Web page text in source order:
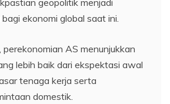
ekonomi global saat ini.
perekonomian AS menunjukkan
lebih baik dari ekspektasi awal
tenaga kerja serta
domestik.